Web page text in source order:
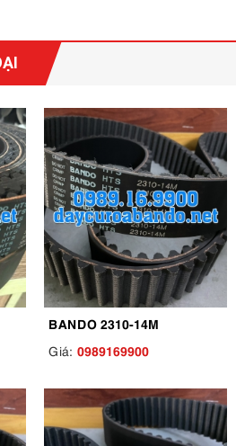
BANDO 2310-14M
Giá: 0989169900